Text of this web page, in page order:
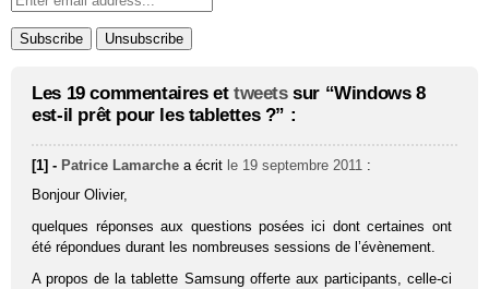
Les 19 commentaires et tweetssur “Windows 8
est-il prêt pour les tablettes ?” :
[1] - Patrice Lamarche a écrit le 19 septembre 2011 :
Bonjour Olivier,
quelques réponses aux questions posées ici dont certaines ont
été répondues durant les nombreuses sessions de l’évènement.
A propos de la tablette Samsung offerte aux participants, celle-ci